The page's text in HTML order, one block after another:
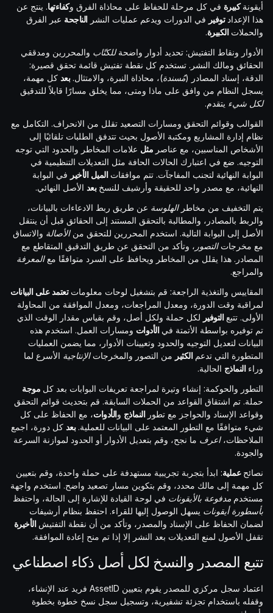
أيقونةكبيرة في كل مرحلة للحفاظ على محاذاة الفرق وكفاءتها. ينتج عن
هذا الإعدادتوفير في الدورات ويدعم عمليات النشرالناجحة عبر الفرق
والحملاتالكبيرة.
الأدوار ونقاط التفتيش: تحديد أدوار واضحةللكتّاب والمحررين ومدققي
الحقائق ومالك النشر. تستخدم كل نقطة تفتيش قائمة تحقق قصيرة:
الدقة، إسناد المصادر (مُسندة)، محاذاة النبرة، والامتثال.بعد كل مهمة،
يسجل النظام من وافق على ماذا ومتى، مما يخلق مسارًا قابلاً للتدقيق
لكل شيء يتقدم.
القوالب وقوائم التحقق ومسارات التصعيد تقلل من الانحراف. التكامل مع
نظام إدارة المشاريع ومكتبة الأصول بحيث تتدفق الطلبات تلقائيًا إلى
الأشخاص المناسبين، مع عناصر مثل علامات المخاطر والحدود التي توجه
التوجيه. ضع في اعتبارك الحالات الحافة مثل التعديلات التنظيمية في
البوابة النهائية لتجنب المفاجآت. تتم موافقاتالميل الأخير في البوابة
النهائية، مع مصدر واحد للحقيقة وأرشيف للنسخبعد الأصل النهائي.
يتم التخفيف من مخاطرالهلوسة عن طريق ربط الادعاءات بالبيانات،
والربط بالمصادر، والمطالبة بالتحقق المستند إلى الحقائق قبل أن ينتقل
الأصل إلى البوابة التالية. استخدم المحررين للتحقق منالأصالة والاتساق
مع مخرجاتالتصور ، وتأكد من التحقق عن طريق التدقيق المتقاطع مع
المصادر. هذا يقلل من المخاطر ويحافظ على السرد متوافقًا معالمعرفة
والمراجع.
المقاييس والتغذية الراجعة: قم بتشغيل لوحات معلوماتتعتمد على البيانات
لمراقبة وقت الدورة، ومعدل المراجعات، ومعدل الموافقة من المحاولة
الأولى. تتبعالتوفير لكل حملة ولكل أصل، وقم بقياس مقدار الوقت الذي
تم توفيره بواسطة الأتمتة فيالأدوات ومسارات العمل. استخدم هذه
البيانات لتعديل التوجيه والحدود وتعيينات الأدوار، مما يضمن العمليات
المتطورة التي تدعمالكثير من التصور والمخرجاتالإنتاجية الأسرع لما
وراءالنماذج الحالية.
التطور والحوكمة: إنشاء وتيرة لمراجعة تعريفات البوابات بعد كل موجة
حملة. تم اشتقاق القواعد من الحملات السابقة. قم بتحديث قوائم التحقق
وقواعد الإسناد والحواجز مع تطورالنماذج والأدوات، مع الحفاظ على كل
شيء متوافقًا مع التطور المعتمد على البيانات للعملية.بعد كل دورة، اجمع
الملاحظات،اعرف ما نجح، وقم بتعديل الأدوار أو الحدود لموازنة السرعة
والجودة.
نصائحعملية: ابدأ بتجربة تجريبية مستهدفة على حملة واحدة، وقم بتعيين
كل مهمة إلى مالك محدد، وقم بتكوين مسار تصعيد واضح. استخدم واجهة
مستخدم مدفوعة بالأيقونات في لوحة القيادة للإشارة إلى الحالة، واحتفظ
بأسطورة أيقونات يسهل الوصول إليها للقراء. احتفظ بنظام أرشيفات
لضمان الحفاظ على الإسناد والمصدر، وتأكد من أن نقطة التفتيشالأخيرة
تقفل الأصول لمنع التعديلات بعد النشر إلا إذا تم منح إعادة الموافقة.
تتبع المصدر والنسخ لكل أصل ذكاء اصطناعي
اعتماد سجل مركزي للمصدر يقوم بتعيين AssetID فريد عند الإنشاء،
وقفله باستخدام تجزئة تشفيرية، وتسجيل سجل نسخ خطوة بخطوة